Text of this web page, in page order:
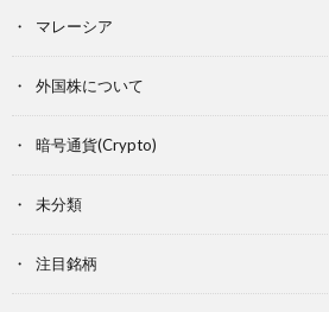
マレーシア
外国株について
暗号通貨(Crypto)
未分類
注目銘柄